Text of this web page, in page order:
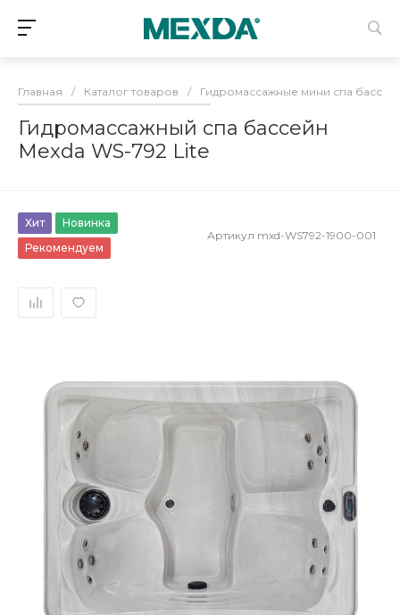
Главная / Каталог товаров / Гидромассажные мини спа
Гидромассажный спа бассейн
Mexda WS-792 Lite
Хит
Новинка
Рекомендуем
Артикул mxd-WS792-1900-001